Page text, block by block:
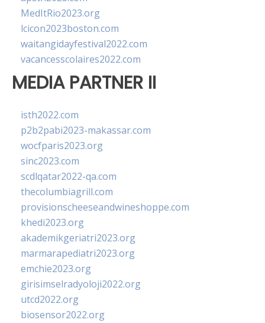
MedItRio2023.org
lcicon2023boston.com
waitangidayfestival2022.com
vacancesscolaires2022.com
MEDIA PARTNER II
isth2022.com
p2b2pabi2023-makassar.com
wocfparis2023.org
sinc2023.com
scdlqatar2022-qa.com
thecolumbiagrill.com
provisionscheeseandwineshoppe.com
khedi2023.org
akademikgeriatri2023.org
marmarapediatri2023.org
emchie2023.org
girisimselradyoloji2022.org
utcd2022.org
biosensor2022.org